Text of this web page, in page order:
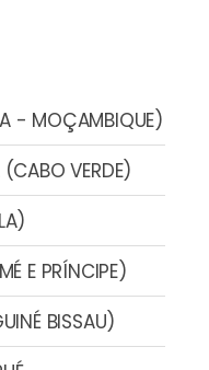
- MOÇAMBIQUE)
VERDE)
E PRÍNCIPE)
BISSAU)